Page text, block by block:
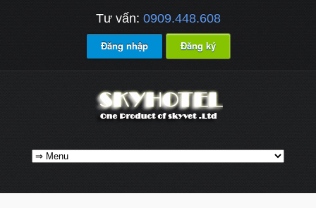
Tư vấn: 0909.448.608
Đăng nhập Đăng ký